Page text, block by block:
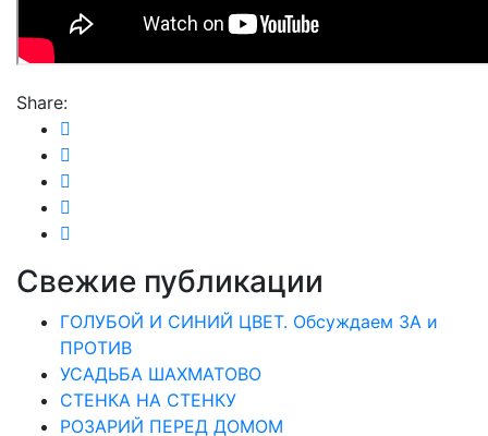
Share:
Свежие публикации
ГОЛУБОЙ И СИНИЙ ЦВЕТ. Обсуждаем ЗА и
ПРОТИВ
УСАДЬБА ШАХМАТОВО
СТЕНКА НА СТЕНКУ
РОЗАРИЙ ПЕРЕД ДОМОМ